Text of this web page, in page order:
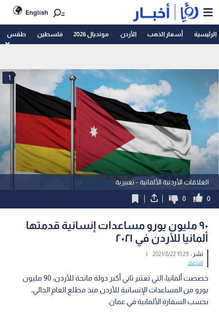
English
الرئيسية أسعار الذهب الأردن مونديال 2026 فلسطين طقس
العلاقات الأردنية الألمانية - تعبيرية
1
0
0
٩٠ مليون يورو مساعدات إنسانية قدمتها
ألمانيا للأردن في ٢٠٢١
نشر :10:29 2021/8/22
|
اقتصاد
خصصت ألمانيا، التي تعتبر ثاني أكبر دولة مانحة للأردن، 90 مليون
يورو من المساعدات الإنسانية للأردن منذ مطلع العام الحالي،
بحسب السفارة الألمانية في عمان.